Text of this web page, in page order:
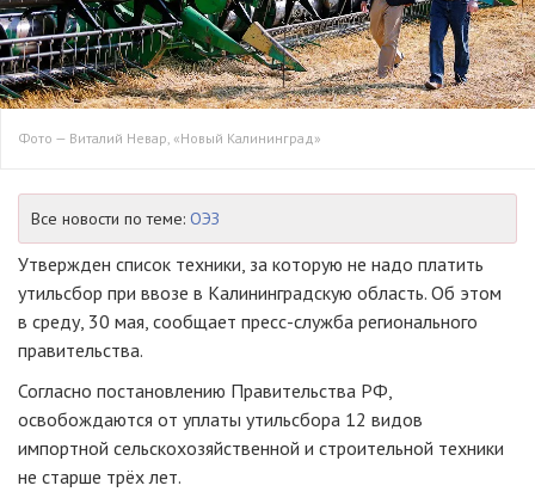
Фото — Виталий Невар, «Новый Калининград»
Все новости по теме: ОЭЗ
Утвержден список техники, за которую не надо платить
утильсбор при ввозе в Калининградскую область. Об этом
в среду, 30 мая, сообщает пресс-служба регионального
правительства.
Согласно постановлению Правительства РФ,
освобождаются от уплаты утильсбора 12 видов
импортной сельскохозяйственной и строительной техники
не старше трёх лет.